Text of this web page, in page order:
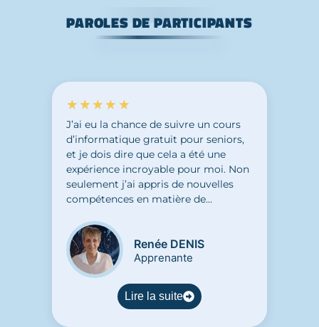
PAROLES DE PARTICIPANTS
★★★★★
J’ai eu la chance de suivre un cours
d’informatique gratuit pour seniors,
et je dois dire que cela a été une
expérience incroyable pour moi. Non
seulement j’ai appris de nouvelles
compétences en matière de
découvert un don caché en moi. Ce
cours m’a permis de m’ouvrir à de
nouvelles possibilités et de découvrir
de nouveaux horizons. J’ai pu accéder
à un atelier créatif grâce aux
compétences acquises en
Renée DENIS
Apprenante
Lire la suite